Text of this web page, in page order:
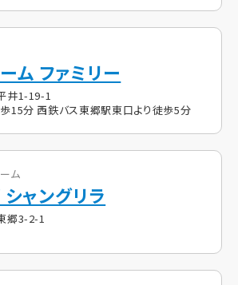
ム ファミリー
井1-19-1
15分 西鉄バス東郷駅東口より徒歩5分
ム
ャングリラ
郷3-2-1